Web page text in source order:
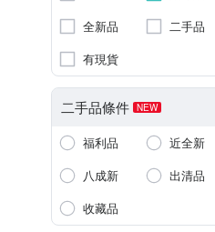
全新品
二手品
有現貨
二手品條件 NEW
福利品
近全新
八成新
出清品
收藏品